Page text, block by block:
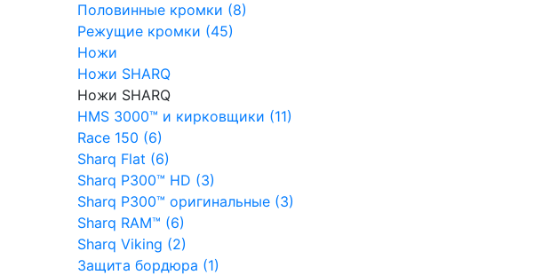
Половинные кромки (8)
Режущие кромки (45)
Ножи
Ножи SHARQ
Ножи SHARQ
HMS 3000™ и кирковщики (11)
Race 150 (6)
Sharq Flat (6)
Sharq P300™ HD (3)
Sharq P300™ оригинальные (3)
Sharq RAM™ (6)
Sharq Viking (2)
Защита бордюра (1)